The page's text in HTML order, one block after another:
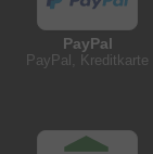
PayPal
PayPal, Kreditkarte